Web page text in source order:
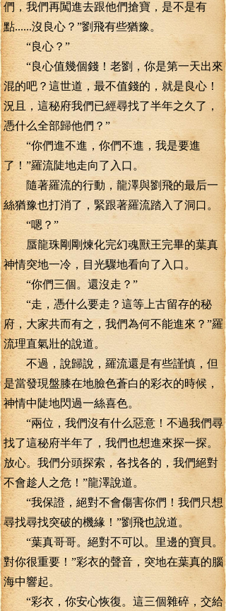
們，我們再闖進去跟他們搶寶，是不是有
點......沒良心？”劉飛有些猶豫。
“良心？”
“良心值幾個錢！老劉，你是第一天出來
混的吧？這世道，最不值錢的，就是良心！
況且，這秘府我們已經尋找了半年之久了，
憑什么全部歸他們？”
“你們進不進，你們不進，我是要進
了！”羅流陡地走向了入口。
隨著羅流的行動，龍澤與劉飛的最后一
絲猶豫也打消了，緊跟著羅流踏入了洞口。
“嗯？”
蜃龍珠剛剛煉化完幻魂獸王完畢的葉真
神情突地一冷，目光驟地看向了入口。
“你們三個。還沒走？”
“走，憑什么要走？這等上古留存的秘
府，大家共而有之，我們為何不能進來？”羅
流理直氣壯的說道。
不過，說歸說，羅流還是有些謹慎，但
是當發現盤膝在地臉色蒼白的彩衣的時候，
神情中陡地閃過一絲喜色。
“兩位，我們沒有什么惡意！不過我們尋
找了這秘府半年了，我們也想進來探一探。
放心。我們分頭探索，各找各的，我們絕對
不會趁人之危！”龍澤說道。
“我保證，絕對不會傷害你們！我們只想
尋找尋找突破的機緣！”劉飛也說道。
“葉真哥哥。絕對不可以。里邊的寶貝。
對你很重要！”彩衣的聲音，突地在葉真的腦
海中響起。
“彩衣，你安心恢復。這三個雜碎，交給